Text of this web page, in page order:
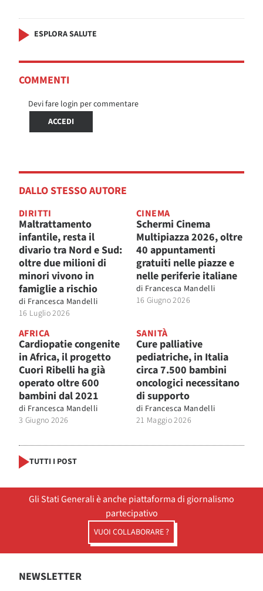
ESPLORA SALUTE
COMMENTI
Devi fare login per commentare
ACCEDI
DALLO STESSO AUTORE
DIRITTI
Maltrattamento
infantile, resta il
divario tra Nord e Sud:
oltre due milioni di
minori vivono in
famiglie a rischio
di Francesca Mandelli
16 Luglio 2026
CINEMA
Schermi Cinema
Multipiazza 2026, oltre
40 appuntamenti
gratuiti nelle piazze e
nelle periferie italiane
di Francesca Mandelli
16 Giugno 2026
AFRICA
Cardiopatie congenite
in Africa, il progetto
Cuori Ribelli ha già
operato oltre 600
bambini dal 2021
di Francesca Mandelli
3 Giugno 2026
SANITÀ
Cure palliative
pediatriche, in Italia
circa 7.500 bambini
oncologici necessitano
di supporto
di Francesca Mandelli
21 Maggio 2026
TUTTI I POST
Gli Stati Generali è anche piattaforma di giornalismo
partecipativo
VUOI COLLABORARE ?
NEWSLETTER